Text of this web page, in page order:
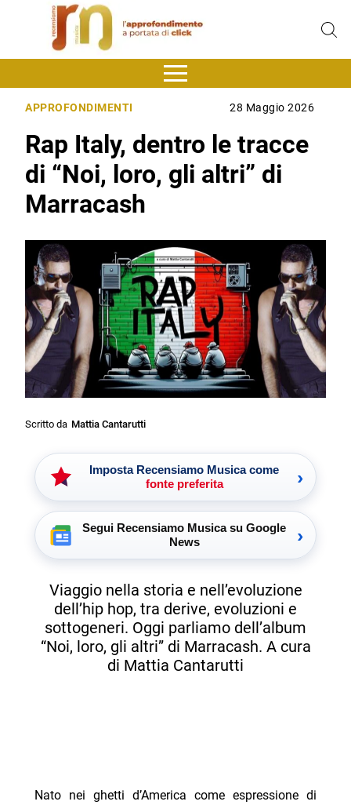
APPROFONDIMENTI 28 Maggio 2026
Rap Italy, dentro le tracce
di “Noi, loro, gli altri” di
Marracash
Scritto da Mattia Cantarutti
Imposta Recensiamo Musica come
fonte preferita
›
Segui Recensiamo Musica su Google
News
›
Viaggio nella storia e nell’evoluzione
dell’hip hop, tra derive, evoluzioni e
sottogeneri. Oggi parliamo dell’album
“Noi, loro, gli altri” di Marracash. A cura
di Mattia Cantarutti
Nato nei ghetti d’America come espressione di